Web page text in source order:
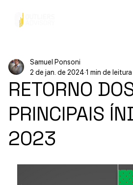
RETORNO
PRINCIPAIS
2023
Samuel Ponsoni
2 de jan. de 2024 1 min de leitura